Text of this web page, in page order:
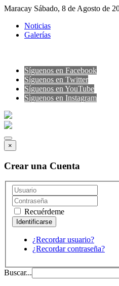
Maracay Sábado, 8 de Agosto de
Noticias
Galerías
Síguenos en Facebook
Síguenos en Twitter
Síguenos en YouTube
Sìguenos en Instagram
×
Crear una Cuenta
Recuérdeme
¿Recordar usuario?
¿Recordar contraseña?
Buscar...